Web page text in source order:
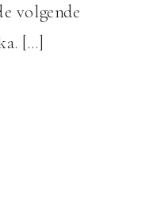
volgende
[…]